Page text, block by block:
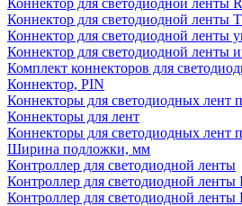
Коннектор для светодиодной ленты
Коннектор для светодиодной ленты
Коннектор для светодиодной ленты
Коннектор для светодиодной ленты
Комплект коннекторов для
Коннектор, PIN
Коннекторы для светодиодных лент
Коннекторы для лент
Коннекторы для светодиодных лент
Ширина подложки, мм
Контроллер для светодиодной ленты
Контроллер для светодиодной ленты
Контроллер для светодиодной ленты